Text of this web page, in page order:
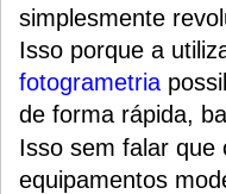
simplesmente
Isso porque a
fotogrametria
de forma rápida,
Isso sem falar que
equipamentos